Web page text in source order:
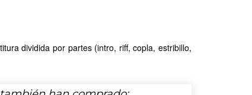
dividida por partes (intro, riff, copla, estribillo,